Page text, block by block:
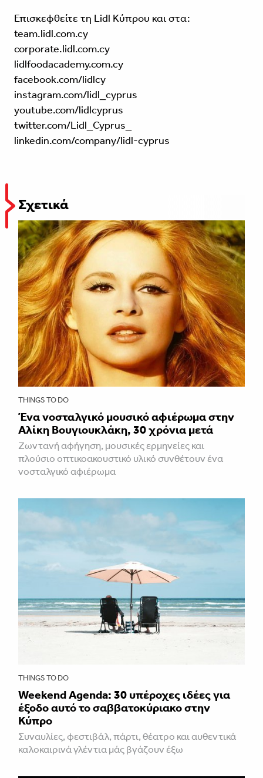
Επισκεφθείτε τη Lidl Κύπρου και στα:
team.lidl.com.cy
corporate.lidl.com.cy
lidlfoodacademy.com.cy
facebook.com/lidlcy
instagram.com/lidl_cyprus
youtube.com/lidlcyprus
twitter.com/Lidl_Cyprus_
linkedin.com/company/lidl-cyprus
Σχετικά
THINGS TO DO
Ένα νοσταλγικό μουσικό αφιέρωμα στην
Αλίκη Βουγιουκλάκη, 30 χρόνια μετά
Ζωντανή αφήγηση, μουσικές ερμηνείες και
πλούσιο οπτικοακουστικό υλικό συνθέτουν ένα
νοσταλγικό αφιέρωμα
THINGS TO DO
Weekend Agenda: 30 υπέροχες ιδέες για
έξοδο αυτό το σαββατοκύριακο στην
Κύπρο
Συναυλίες, φεστιβάλ, πάρτι, θέατρο και αυθεντικά
καλοκαιρινά γλέντια μάς βγάζουν έξω